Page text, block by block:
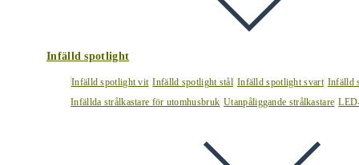
Infälld spotlight
Infälld spotlight vit Infälld spotlight stål Infälld spotlight svart Infälld
Infällda strålkastare för utomhusbruk Utanpåliggande strålkastare